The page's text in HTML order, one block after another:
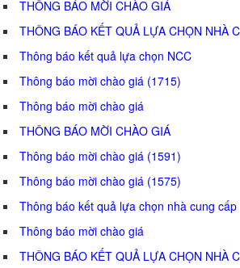
THÔNG BÁO MỜI CHÀO GIÁ
THÔNG BÁO KẾT QUẢ LỰA CHỌN NHÀ
Thông báo kết quả lựa chọn NCC
Thông báo mời chào giá (1715)
Thông báo mời chào giá
THÔNG BÁO MỜI CHÀO GIÁ
Thông báo mời chào giá (1591)
Thông báo mời chào giá (1575)
Thông báo kết quả lựa chọn nhà cung cấp
Thông báo mời chào giá
THÔNG BÁO KẾT QUẢ LỰA CHỌN NHÀ